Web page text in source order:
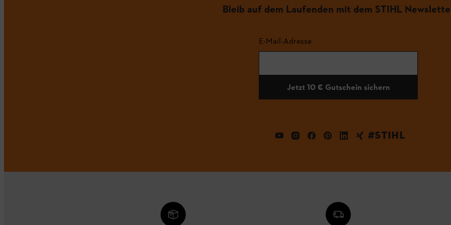
Bleib auf dem Laufenden mit dem STIHL
E-Mail-Adresse
Jetzt 10 € Gutschein sichern
#STIHL